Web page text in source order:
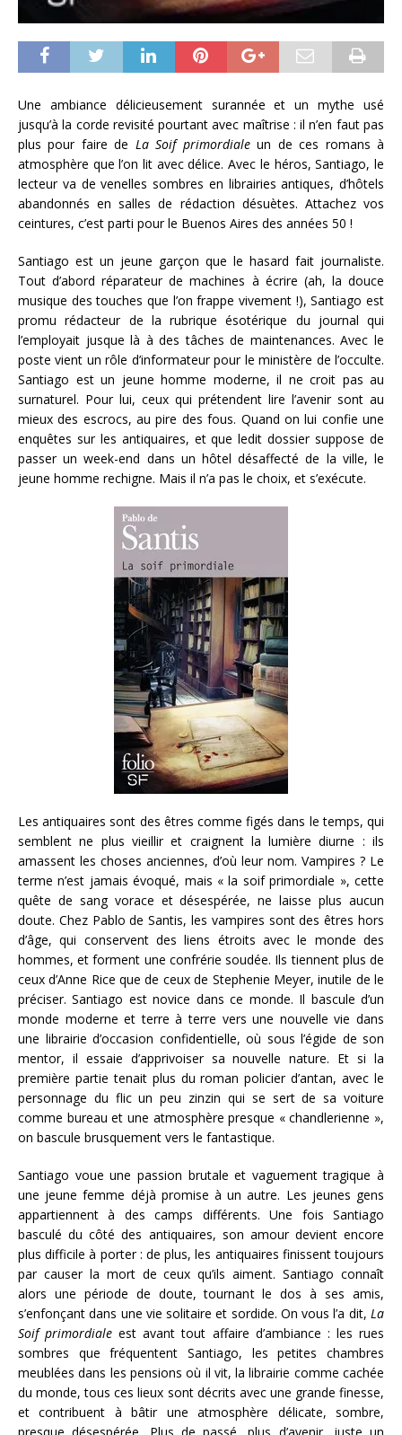
Une ambiance délicieusement surannée et un mythe usé
jusqu’à la corde revisité pourtant avec maîtrise : il n’en faut pas
plus pour faire de La Soif primordialeun de ces romans à
atmosphère que l’on lit avec délice. Avec le héros, Santiago, le
lecteur va de venelles sombres en librairies antiques, d’hôtels
abandonnés en salles de rédaction désuètes. Attachez vos
ceintures, c’est parti pour le Buenos Aires des années 50 !
Santiago est un jeune garçon que le hasard fait journaliste.
Tout d’abord réparateur de machines à écrire (ah, la douce
musique des touches que l’on frappe vivement !), Santiago est
promu rédacteur de la rubrique ésotérique du journal qui
l’employait jusque là à des tâches de maintenances. Avec le
poste vient un rôle d’informateur pour le ministère de l’occulte.
Santiago est un jeune homme moderne, il ne croit pas au
surnaturel. Pour lui, ceux qui prétendent lire l’avenir sont au
mieux des escrocs, au pire des fous. Quand on lui confie une
enquêtes sur les antiquaires, et que ledit dossier suppose de
passer un week-end dans un hôtel désaffecté de la ville, le
jeune homme rechigne. Mais il n’a pas le choix, et s’exécute.
Les antiquaires sont des êtres comme figés dans le temps, qui
semblent ne plus vieillir et craignent la lumière diurne : ils
amassent les choses anciennes, d’où leur nom. Vampires ? Le
terme n’est jamais évoqué, mais « la soif primordiale », cette
quête de sang vorace et désespérée, ne laisse plus aucun
doute. Chez Pablo de Santis, les vampires sont des êtres hors
d’âge, qui conservent des liens étroits avec le monde des
hommes, et forment une confrérie soudée. Ils tiennent plus de
ceux d’Anne Rice que de ceux de Stephenie Meyer, inutile de le
préciser. Santiago est novice dans ce monde. Il bascule d’un
monde moderne et terre à terre vers une nouvelle vie dans
une librairie d’occasion confidentielle, où sous l’égide de son
mentor, il essaie d’apprivoiser sa nouvelle nature. Et si la
première partie tenait plus du roman policier d’antan, avec le
personnage du flic un peu zinzin qui se sert de sa voiture
comme bureau et une atmosphère presque « chandlerienne »,
on bascule brusquement vers le fantastique.
Santiago voue une passion brutale et vaguement tragique à
une jeune femme déjà promise à un autre. Les jeunes gens
appartiennent à des camps différents. Une fois Santiago
basculé du côté des antiquaires, son amour devient encore
plus difficile à porter : de plus, les antiquaires finissent toujours
par causer la mort de ceux qu’ils aiment. Santiago connaît
alors une période de doute, tournant le dos à ses amis,
s’enfonçant dans une vie solitaire et sordide. On vous l’a dit, La
Soif primordiale est avant tout affaire d’ambiance : les rues
sombres que fréquentent Santiago, les petites chambres
meublées dans les pensions où il vit, la librairie comme cachée
du monde, tous ces lieux sont décrits avec une grande finesse,
et contribuent à bâtir une atmosphère délicate, sombre,